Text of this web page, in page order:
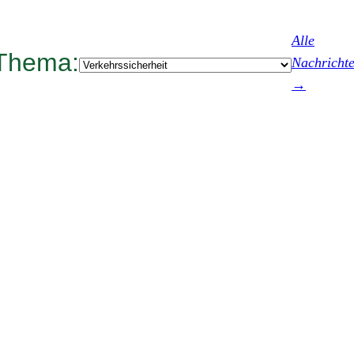
Kategorien
Alle
→